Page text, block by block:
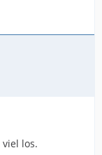
los.